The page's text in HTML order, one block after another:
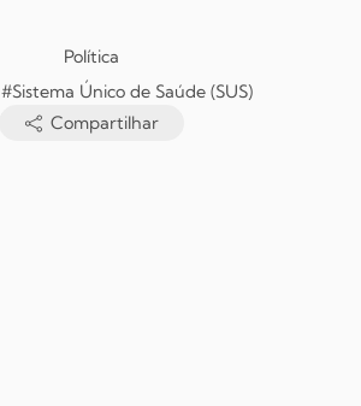
Política
#Sistema Único de Saúde (SUS)
Compartilhar